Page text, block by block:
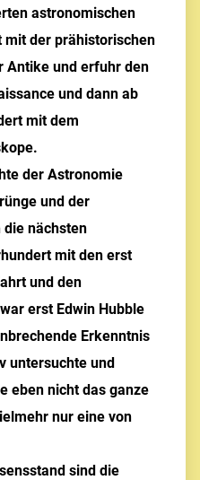
astronomischen
mit der prähistorischen
Antike und erfuhr den
und dann ab
mit dem
der Astronomie
und der
die nächsten
mit den erst
und den
erst Edwin Hubble
Erkenntnis
untersuchte und
eben nicht das ganze
nur eine von
sind die